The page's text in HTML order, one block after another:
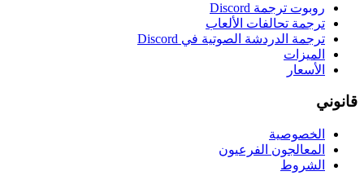
روبوت ترجمة Discord
ترجمة تحالفات الألعاب
ترجمة الدردشة الصوتية في Discord
الميزات
الأسعار
قانوني
الخصوصية
المعالجون الفرعيون
الشروط